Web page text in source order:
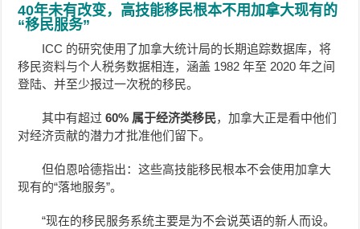
40年未有改变，高技能移民根本不用加拿大现有的
“移民服务”
ICC 的研究使用了加拿大统计局的长期追踪数据库，将
移民资料与个人税务数据相连，涵盖 1982 年至 2020 年之间
登陆、并至少报过一次税的移民。
其中有超过60% 属于经济类移民，加拿大正是看中他们
对经济贡献的潜力才批准他们留下。
但伯恩哈德指出：这些高技能移民根本不会使用加拿大
现有的“落地服务”。
“现在的移民服务系统主要是为不会说英语的新人而设。